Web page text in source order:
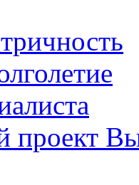
проект